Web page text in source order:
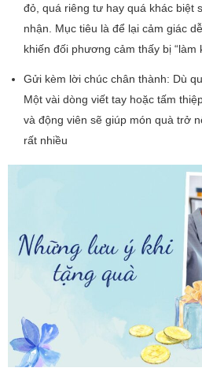
đỏ, quá riêng tư hay quá khác biệt
nhận. Mục tiêu là để lại cảm giác
khiến đối phương cảm thấy bị “làm
Gửi kèm lời chúc chân thành: Dù
Một vài dòng viết tay hoặc tấm
và động viên sẽ giúp món quà trở
rất nhiều